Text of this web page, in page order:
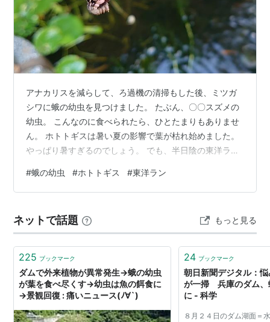
アナカリスを減らして、ろ過機の清掃もした後、ミツガ
シワに蛾の幼虫を見つけました。 たぶん、〇〇スズメの
幼虫。 こんなのに食べられたら、ひとたまりもありませ
ん。 ホトトギスは暑い夏の影響で葉が枯れ始めました。
やっぱり暑すぎるのでしょう。 でも、半日陰の東洋ラン
加減がいいのかもしれません。 エアコンの効きをよくす
るために雨戸を閉めました。 今時の大きな窓のある家は
伝わりを防ぐことが大事。 雨戸を閉めてしまうと、朝日
が感じられず目覚めが心配ですが、暑さには勝てませ
ん。 でも、涼しい朝を迎えました…
#蛾の幼虫 #ホトトギス #東洋ラン
ネットで話題 もっと見る
225 ブックマーク
ダムで外来植物が異常発生→蛾の幼虫
が葉を食べ尽くす→幼虫は魚の餌食に
→景観回復 : 痛いニュース(ﾉ∀`)
24 ブックマーク
朝日新聞デジタル：
が一掃 兵庫のダム、
に - 科学
８月２４日のダム湖面＝